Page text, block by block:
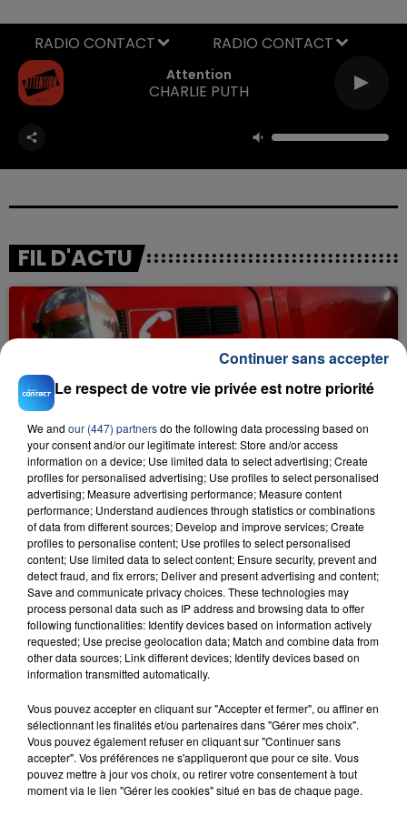
Attention
CHARLIE PUTH
RADIO CONTACT
FIL D'ACTU
23 juillet 2026
INCENDIE MORTEL À LENS : UNE FEMME ET
SON BÉBÉ ENTRE LA VIE ET LA...
Un homme s'est immolé par le feu après avoir
aspergé sa compagne et leur bébé de trois mois
d'un liquide inflammable.
20 juillet 2026
UNE ADOLESCENTE DEVANT SE FAIRE
OPÉRER DE LA CHEVILLE RESSORT DE LA...
La famille a porté plainte contre la clinique qui a
reconnu sa responsabilité et présenté ses
excuses.
TITRES DIFFUSÉS
Le respect de votre vie privée est notre priorité
We and our (447) partnersdo the following data processing based on
your consent and/or our legitimate interest: Store and/or access
information on a device; Use limited data to select advertising; Create
profiles for personalised advertising; Use profiles to select personalised
advertising; Measure advertising performance; Measure content
performance; Understand audiences through statistics or combinations
of data from different sources; Develop and improve services; Create
profiles to personalise content; Use profiles to select personalised
content; Use limited data to select content; Ensure security, prevent and
detect fraud, and fix errors; Deliver and present advertising and content;
Save and communicate privacy choices. These technologies may
process personal data such as IP address and browsing data to offer
following functionalities: Identify devices based on information actively
requested; Use precise geolocation data; Match and combine data from
other data sources; Link different devices; Identify devices based on
information transmitted automatically.
Vous pouvez accepter en cliquant sur "Accepter et fermer", ou affiner en
sélectionnant les finalités et/ou partenaires dans "Gérer mes choix".
Vous pouvez également refuser en cliquant sur "Continuer sans
accepter". Vos préférences ne s'appliqueront que pour ce site. Vous
pouvez mettre à jour vos choix, ou retirer votre consentement à tout
moment via le lien "Gérer les cookies" situé en bas de chaque page.
Continuer sans accepter